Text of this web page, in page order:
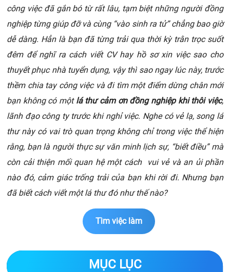
công việc đã gắn bó từ rất lâu, tạm biệt những người đồng
nghiệp từng giúp đỡ và cùng “vào sinh ra tử” chẳng bao giờ
dễ dàng. Hẳn là bạn đã từng trải qua thời kỳ trằn trọc suốt
đêm để nghĩ ra cách viết CV hay hồ sơ xin việc sao cho
thuyết phục nhà tuyển dụng, vậy thì sao ngay lúc này, trước
thềm chia tay công việc và đi tìm một điểm dừng chân mới
bạn không có một lá thư cảm ơn đồng nghiệp khi thôi việc,
lãnh đạo công ty trước khi nghỉ việc. Nghe có vẻ lạ, song lá
thư này có vai trò quan trọng không chỉ trong việc thể hiện
rằng, bạn là người thực sự văn minh lịch sự, “biết điều” mà
còn cải thiện mối quan hệ một cách vui vẻ và an ủi phần
nào đó, cảm giác trống trải của bạn khi rời đi. Nhưng bạn
đã biết cách viết một lá thư đó như thế nào?
Tìm việc làm
MỤC LỤC